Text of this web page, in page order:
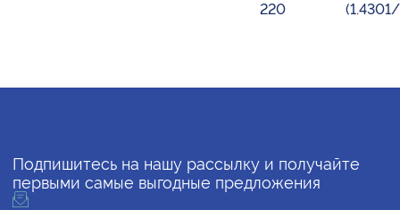
220
Подпишитесь на нашу рассылку и получайте
первыми самые выгодные предложения